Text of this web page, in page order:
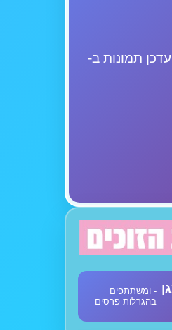
תמונות ב-
- ומשתתפים
בהגרלות פרסים